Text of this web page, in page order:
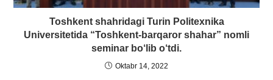
Toshkent shahridagi Turin Politexnika
Universitetida “Toshkent-barqaror shahar” nomli
seminar bo‘lib o‘tdi.
Oktabr 14, 2022